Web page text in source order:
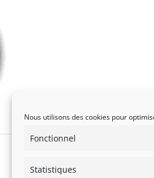
Nous utilisons des cookies pour
Fonctionnel
Statistiques